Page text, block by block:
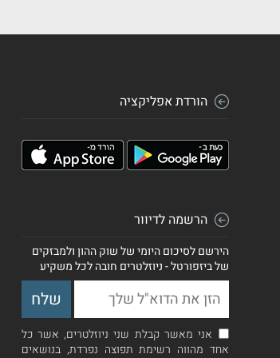
הורדת אפליקציה
הרשמה לדיוור
הירשם לסיכום היומי של שוק ההון ולמבזקים
של ביזפורטל - ניוזלטרים חובה לכל משקיע
אני מאשר קבלת שני ניוזלטרים, אשר כל
אחד מהווה רשימת תפוצה נפרדת, בנושאים